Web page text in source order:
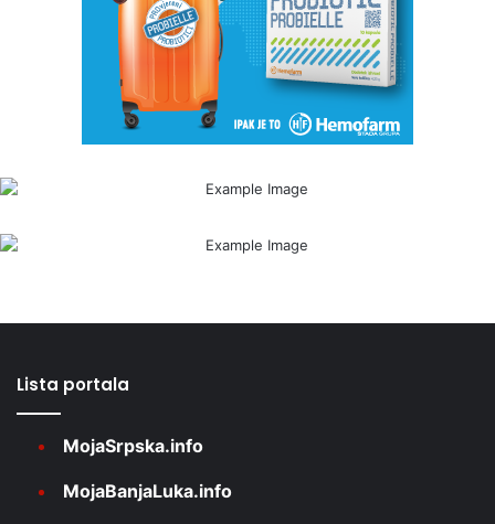
Lista portala
MojaSrpska.info
MojaBanjaLuka.info